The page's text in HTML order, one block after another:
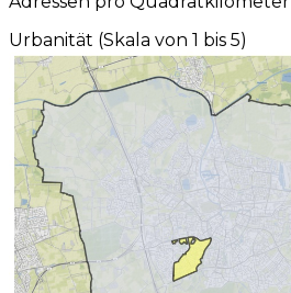
Urbanität (Skala von 1 bis 5)